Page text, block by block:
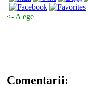
<- Alege
Comentarii: